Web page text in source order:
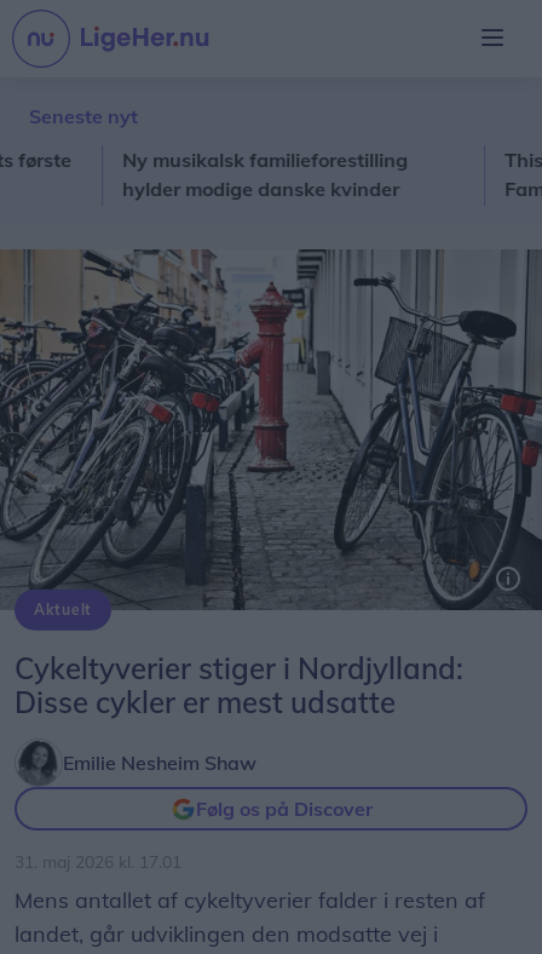
Seneste nyt
Ny musikalsk familieforestilling
hylder modige danske kvinder
Thisted
Aktuelt
Cykeltyverier stiger i Nordjylland:
Disse cykler er mest udsatte
Emilie Nesheim Shaw
Følg os på Discover
31. maj 2026 kl. 17.01
Mens antallet af cykeltyverier falder i resten af
landet, går udviklingen den modsatte vej i